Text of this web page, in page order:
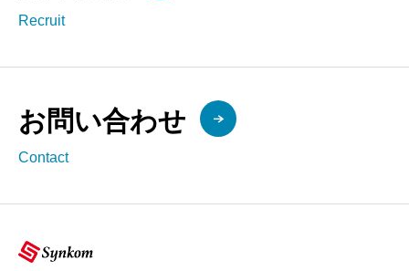
Recruit
お問い合わせ
Contact